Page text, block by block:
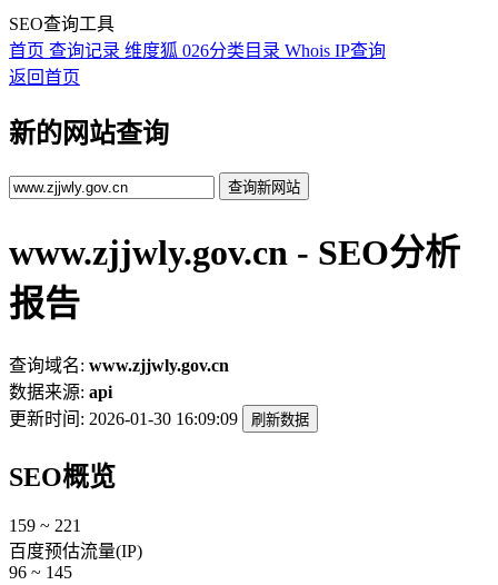
SEO查询工具
首页 查询记录 维度狐 026分类目录 Whois IP查询
返回首页
新的网站查询
查询新网站
www.zjjwly.gov.cn - SEO分析
报告
查询域名: www.zjjwly.gov.cn
数据来源: api
更新时间: 2026-01-30 16:09:09 刷新数据
SEO概览
159 ~ 221
百度预估流量(IP)
96 ~ 145